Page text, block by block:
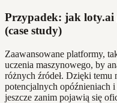
Przypadek: jak loty.ai
(case study)
Zaawansowane platformy,
uczenia maszynowego, by
różnych źródeł. Dzięki
potencjalnych opóźnieniach i
jeszcze zanim pojawią się